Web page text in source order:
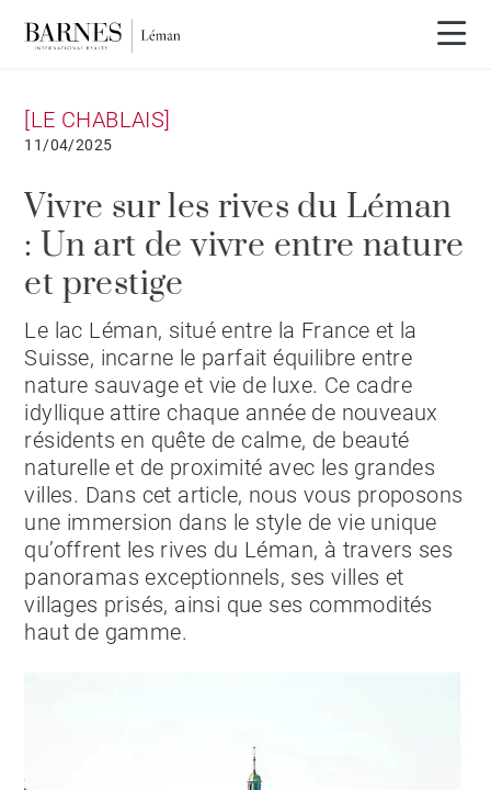
[LE CHABLAIS]
11/04/2025
Vivre sur les rives du Léman
: Un art de vivre entre nature
et prestige
Le lac Léman, situé entre la France et la
Suisse, incarne le parfait équilibre entre
nature sauvage et vie de luxe. Ce cadre
idyllique attire chaque année de nouveaux
résidents en quête de calme, de beauté
naturelle et de proximité avec les grandes
villes. Dans cet article, nous vous proposons
une immersion dans le style de vie unique
qu’offrent les rives du Léman, à travers ses
panoramas exceptionnels, ses villes et
villages prisés, ainsi que ses commodités
haut de gamme.